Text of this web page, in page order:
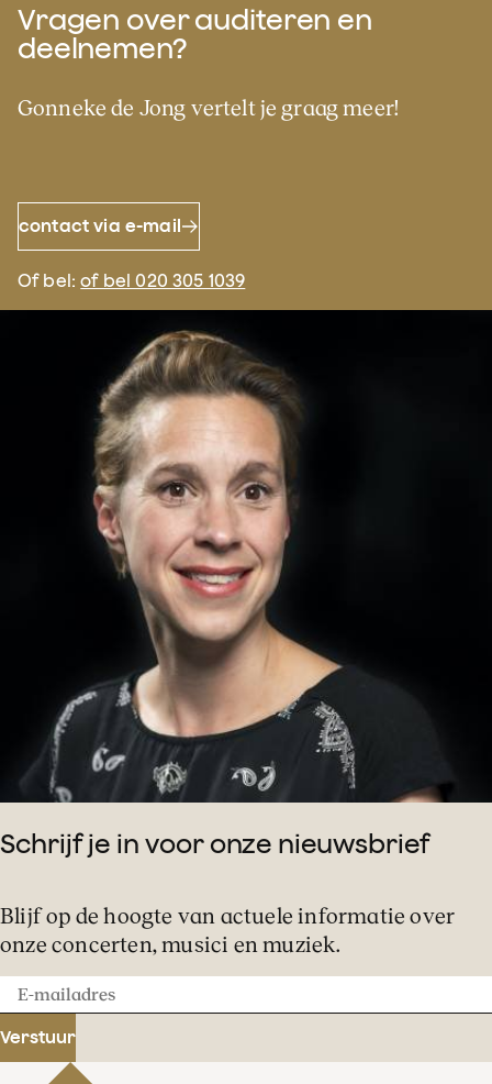
Vragen over auditeren en
deelnemen?
Gonneke de Jong vertelt je graag meer!
contact via e-mail
Of bel:of bel 020 305 1039
Schrijf je in voor onze nieuwsbrief
Blijf op de hoogte van actuele informatie over
onze concerten, musici en muziek.
E-
mailadres
Verstuur